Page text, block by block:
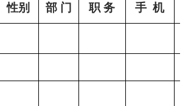
性别 部 门 职 务 手 机